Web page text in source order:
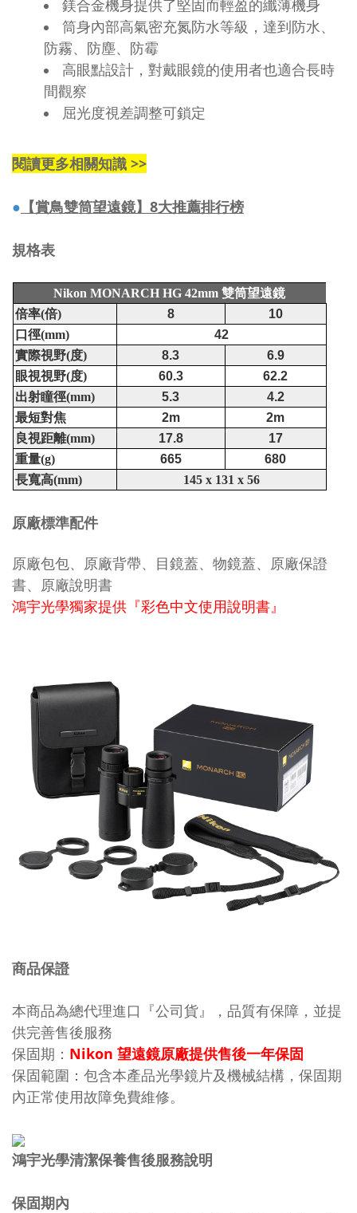
鎂合金機身提供了堅固而輕盈的纖薄機身
筒身內部高氣密充氮防水等級，達到防水、
防霧、防塵、防霉
高眼點設計，對戴眼鏡的使用者也適合長時
間觀察
屈光度視差調整可鎖定
閱讀更多相關知識 >>
● 【賞鳥雙筒望遠鏡】8大推薦排行榜
規格表
Nikon MONARCH HG 42mm雙筒望遠鏡
倍率(倍) 8 10
口徑(mm) 42
實際視野(度) 8.3 6.9
眼視視野(度) 60.3 62.2
出射瞳徑(mm) 5.3 4.2
最短對焦 2m 2m
良視距離(mm) 17.8 17
重量(g) 665 680
長寬高(mm) 145 x 131 x 56
原廠標準配件
原廠包包、原廠背帶、目鏡蓋、物鏡蓋、原廠保證
書、原廠說明書
鴻宇光學獨家提供『彩色中文使用說明書』
商品保證
本商品為總代理進口『公司貨』，品質有保障，並提
供完善售後服務
保固期： Nikon 望遠鏡原廠提供售後一年保固
保固範圍：包含本產品光學鏡片及機械結構，保固期
內正常使用故障免費維修。
鴻宇光學清潔保養售後服務說明
保固期內